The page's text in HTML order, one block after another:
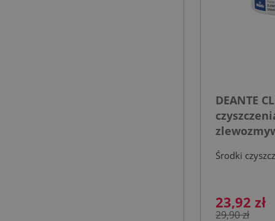
DEANTE
Środki
23,92 zł
29,90 zł